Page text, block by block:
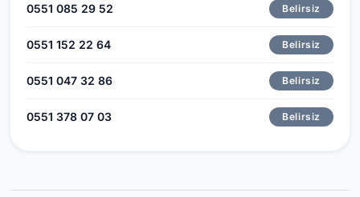
0551 085 29 52 Belirsiz
0551 152 22 64 Belirsiz
0551 047 32 86 Belirsiz
0551 378 07 03 Belirsiz